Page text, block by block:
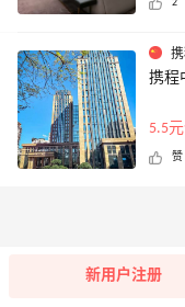
2
携程
5.5
赞
新用户注册